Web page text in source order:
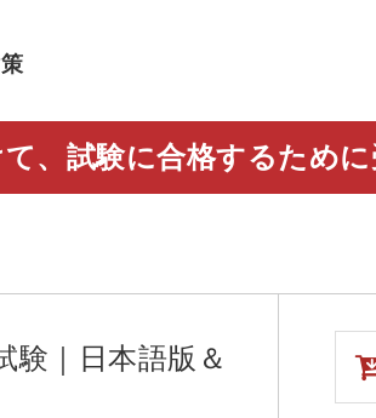
、試験に合格するため
験｜日本語版＆